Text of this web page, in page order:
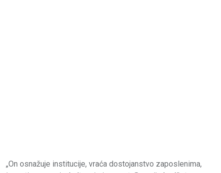
„On osnažuje institucije, vraća dostojanstvo zaposlenima,